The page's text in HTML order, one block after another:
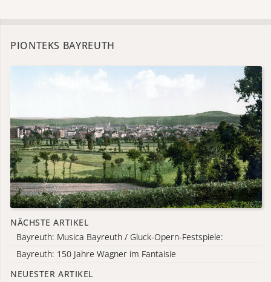
PIONTEKS BAYREUTH
NÄCHSTE ARTIKEL
Bayreuth: Musica Bayreuth / Gluck-Opern-Festspiele:
Bayreuth: 150 Jahre Wagner im Fantaisie
NEUESTER ARTIKEL